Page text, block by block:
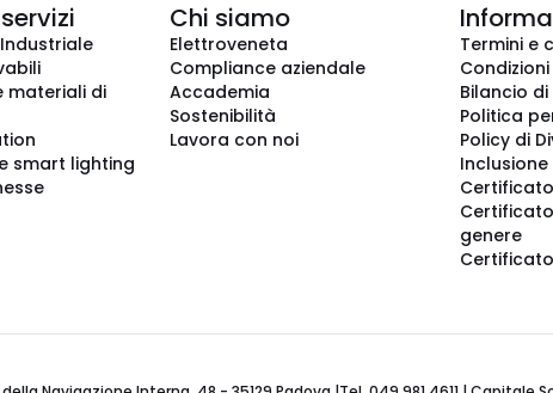
materiali di
smart lighting
Chi siamo
Elettroveneta
Compliance aziendale
Accademia
Sostenibilità
Lavora con noi
Termini e
Bilancio
Politica
Policy di
Inclusione
genere
Certificato